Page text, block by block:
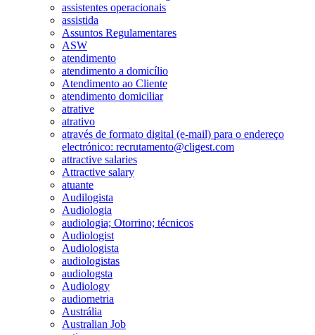
assistentes operacionais
assistida
Assuntos Regulamentares
ASW
atendimento
atendimento a domicílio
Atendimento ao Cliente
atendimento domiciliar
atrative
atrativo
através de formato digital (e-mail) para o endereço
electrónico: recrutamento@cligest.com
attractive salaries
Attractive salary
atuante
Audilogista
Audiologia
audiologia; Otorrino; técnicos
Audiologist
Audiologista
audiologistas
audiologsta
Audiology
audiometria
Austrália
Australian Job